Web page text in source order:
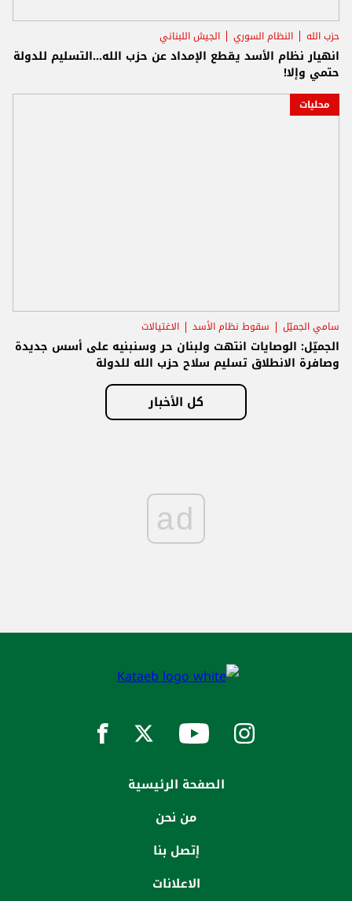
حزب الله النظام السوري الجيش اللبناني
انهيار نظام الأسد يقطع الإمداد عن حزب الله...التسليم للدولة
حتمي وإلا!
محليات
سامي الجميّل سقوط نظام الأسد الاغتيالات
الجميّل: الوصايات انتهت ولبنان حر وسنبنيه على أسس جديدة
وصافرة الانطلاق تسليم سلاح حزب الله للدولة
كل الأخبار
ad
الصفحة الرئيسية
من نحن
إتصل بنا
الاعلانات